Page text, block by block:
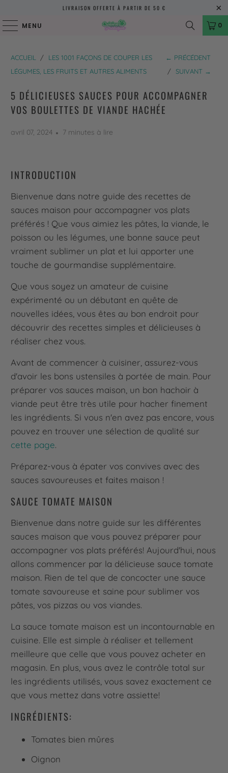
LIVRAISON OFFERTE À PARTIR DE 50 €
MENU 0
ACCUEIL /
LES 1001 FAÇONS DE COUPER LES
LÉGUMES, LES FRUITS ET AUTRES ALIMENTS
← PRÉCÉDENT
/ SUIVANT →
5 DÉLICIEUSES SAUCES POUR ACCOMPAGNER
VOS BOULETTES DE VIANDE HACHÉE
avril 07, 2024 7 minutes à lire
INTRODUCTION
Bienvenue dans notre guide des recettes de
sauces maison pour accompagner vos plats
préférés ! Que vous aimiez les pâtes, la viande, le
poisson ou les légumes, une bonne sauce peut
vraiment sublimer un plat et lui apporter une
touche de gourmandise supplémentaire.
Que vous soyez un amateur de cuisine
expérimenté ou un débutant en quête de
nouvelles idées, vous êtes au bon endroit pour
découvrir des recettes simples et délicieuses à
réaliser chez vous.
Avant de commencer à cuisiner, assurez-vous
d'avoir les bons ustensiles à portée de main. Pour
préparer vos sauces maison, un bon hachoir à
viande peut être très utile pour hacher finement
les ingrédients. Si vous n'en avez pas encore, vous
pouvez en trouver une sélection de qualité sur
cette page.
Préparez-vous à épater vos convives avec des
sauces savoureuses et faites maison !
SAUCE TOMATE MAISON
Bienvenue dans notre guide sur les différentes
sauces maison que vous pouvez préparer pour
accompagner vos plats préférés! Aujourd'hui, nous
allons commencer par la délicieuse sauce tomate
maison. Rien de tel que de concocter une sauce
tomate savoureuse et saine pour sublimer vos
pâtes, vos pizzas ou vos viandes.
La sauce tomate maison est un incontournable en
cuisine. Elle est simple à réaliser et tellement
meilleure que celle que vous pouvez acheter en
magasin. En plus, vous avez le contrôle total sur
les ingrédients utilisés, vous savez exactement ce
que vous mettez dans votre assiette!
INGRÉDIENTS:
Tomates bien mûres
Oignon